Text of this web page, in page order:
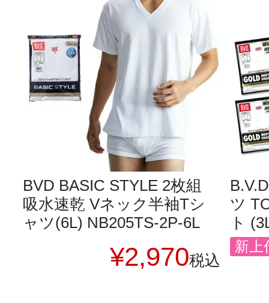
BVD BASIC STYLE 2枚組
吸水速乾 Vネック半袖Tシ
ャツ(6L) NB205TS-2P-6L
¥2,970税込
ツ
ト
新上